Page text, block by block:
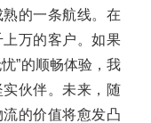
的一条航线。在
万的客户。如果
”的顺畅体验，我
伙伴。未来，随
的价值将愈发凸